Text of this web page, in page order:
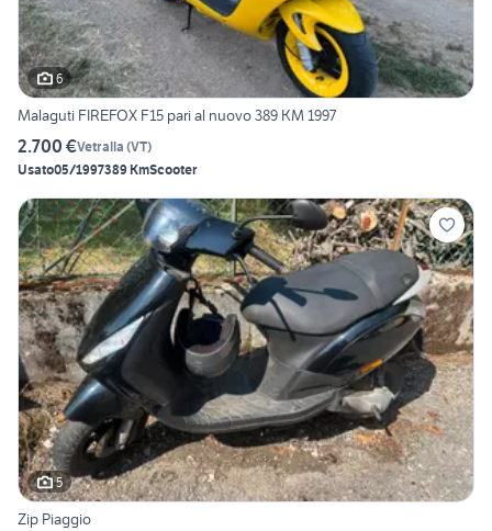
6
Malaguti FIREFOX F15 pari al nuovo 389 KM 1997
2.700 €Vetralla (VT)
Usato05/1997389 KmScooter
5
Zip Piaggio